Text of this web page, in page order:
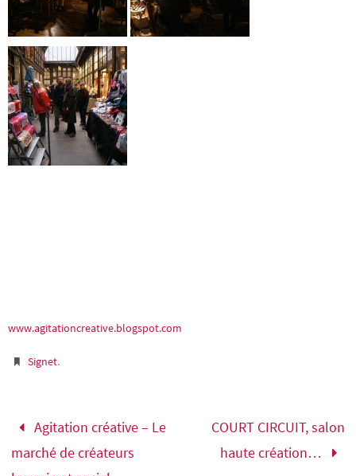
www.agitationcreative.blogspot.com
Signet.
Agitation créative – Le
marché de créateurs
COURT CIRCUIT, salon
haute création…